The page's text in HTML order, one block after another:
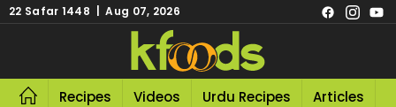
22 Safar 1448 | Aug 07, 2026
Recipes Videos Urdu Recipes Articles